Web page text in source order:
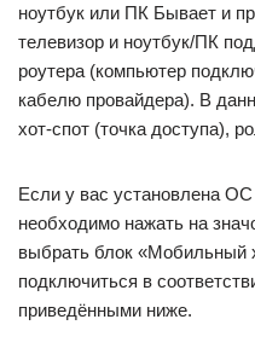
ноутбук или ПК Бывает и
телевизор и ноутбук/ПК
роутера (компьютер
кабелю провайдера). В
хот-спот (точка доступа),
Если у вас установлена
необходимо нажать на
выбрать блок «Мобильный
подключиться в
приведёнными ниже.